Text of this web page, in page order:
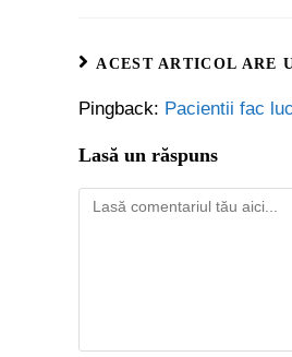
ACEST ARTICOL ARE
Pingback: Pacientii fac
Lasă un răspuns